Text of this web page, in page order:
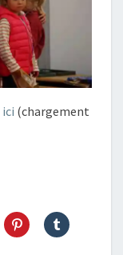
ici (chargement